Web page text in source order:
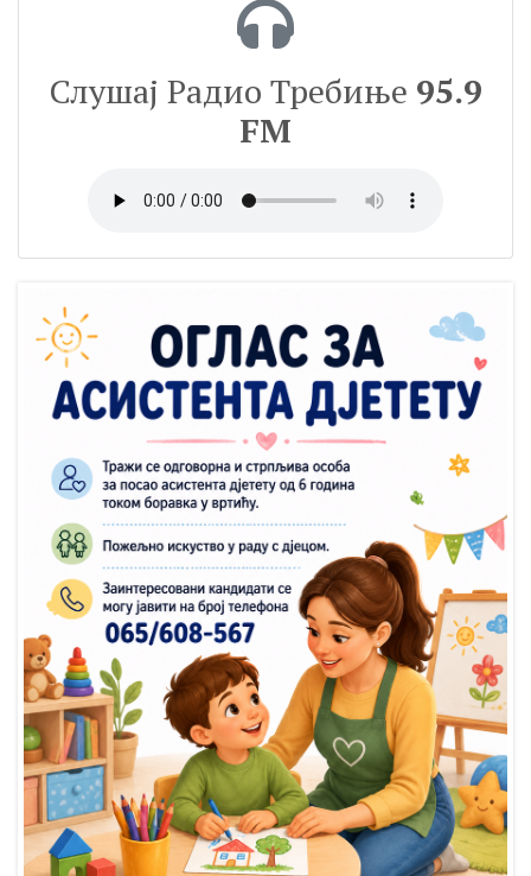
Слушај Радио Требиње 95.9
FM